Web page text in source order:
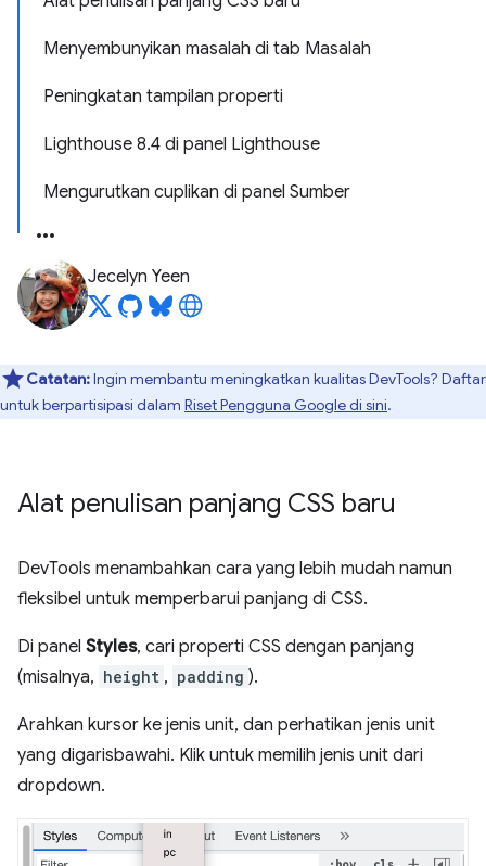
Menyembunyikan masalah di tab Masalah
Peningkatan tampilan properti
Lighthouse 8.4 di panel Lighthouse
Mengurutkan cuplikan di panel Sumber
Jecelyn Yeen
Catatan:Ingin membantu meningkatkan kualitas DevTools? Daftar
untuk berpartisipasi dalam Riset Pengguna Google di sini.
Alat penulisan panjang CSS baru
DevTools menambahkan cara yang lebih mudah namun
fleksibel untuk memperbarui panjang di CSS.
Di panel Styles, cari properti CSS dengan panjang
(misalnya, height , padding ).
Arahkan kursor ke jenis unit, dan perhatikan jenis unit
yang digarisbawahi. Klik untuk memilih jenis unit dari
dropdown.